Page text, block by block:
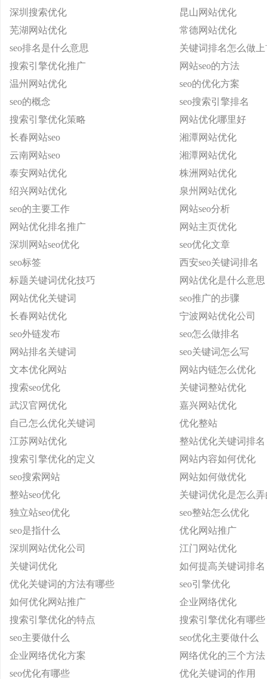
深圳搜索优化
昆山网站优化
芜湖网站优化
常德网站优化
seo排名是什么意思
关键词排名怎么做
搜索引擎优化推广
网站seo的方法
温州网站优化
seo的优化方案
seo的概念
seo搜索引擎排名
搜索引擎优化策略
网站优化哪里好
长春网站seo
湘潭网站优化
云南网站seo
湘潭网站优化
泰安网站优化
株洲网站优化
绍兴网站优化
泉州网站优化
seo的主要工作
网站seo分析
网站优化排名推广
网站主页优化
深圳网站seo优化
seo优化文章
seo标签
西安seo关键词排名
标题关键词优化技巧
网站优化是什么意思
网站优化关键词
seo推广的步骤
长春网站优化
宁波网站优化公司
seo外链发布
seo怎么做排名
网站排名关键词
seo关键词怎么写
文本优化网站
网站内链怎么优化
搜索seo优化
关键词整站优化
武汉官网优化
嘉兴网站优化
自己怎么优化关键词
优化整站
江苏网站优化
整站优化关键词排名
搜索引擎优化的定义
网站内容如何优化
seo搜索网站
网站如何做优化
整站seo优化
关键词优化是怎么弄
独立站seo优化
seo整站怎么优化
seo是指什么
优化网站推广
深圳网站优化公司
江门网站优化
关键词优化
如何提高关键词排名
优化关键词的方法有哪些
seo引擎优化
如何优化网站推广
企业网络优化
搜索引擎优化的特点
搜索引擎优化有哪些
seo主要做什么
seo优化主要做什么
企业网络优化方案
网络优化的三个方法
seo优化有哪些
优化关键词的作用